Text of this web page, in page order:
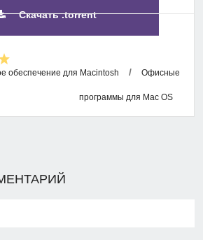
Скачать .torrent
обеспечение для Macintosh / Офисные
программы для Mac OS